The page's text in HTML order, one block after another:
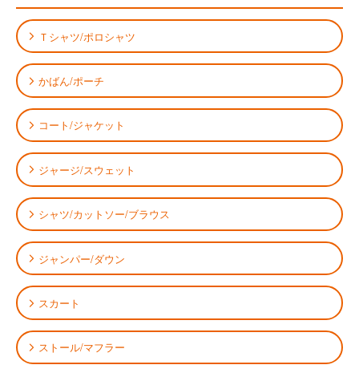
Ｔシャツ/ポロシャツ
かばん/ポーチ
コート/ジャケット
ジャージ/スウェット
シャツ/カットソー/ブラウス
ジャンパー/ダウン
スカート
ストール/マフラー